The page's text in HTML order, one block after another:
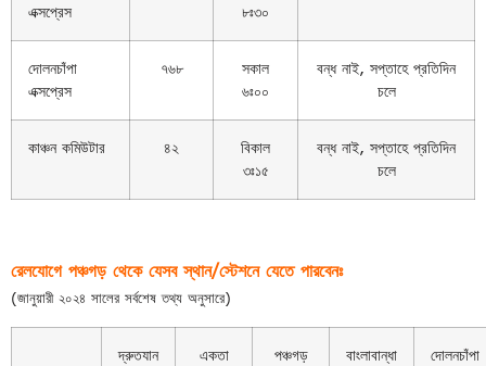
এক্সপ্রেস
৮ঃ৩০
দোলনচাঁপা
এক্সপ্রেস
৭৬৮
সকাল
৬ঃ০০
বন্ধ নাই, সপ্তাহে প্রতিদিন
চলে
কাঞ্চন কমিউটার ৪২
বিকাল
৩ঃ১৫
বন্ধ নাই, সপ্তাহে প্রতিদিন
চলে
রেলযোগে পঞ্চগড় থেকে যেসব স্থান/স্টেশনে যেতে পারবেনঃ
(জানুয়ারী ২০২৪ সালের সর্বশেষ তথ্য অনুসারে)
দ্রুতযান
একতা
পঞ্চগড়
বাংলাবান্ধা
দোলনচাঁপা